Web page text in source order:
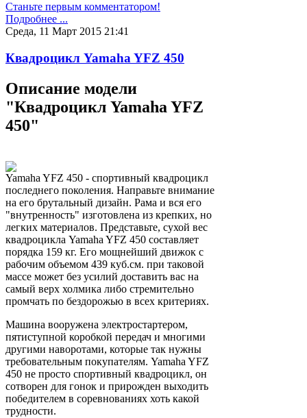
Станьте первым комментатором!
Подробнее ...
Среда, 11 Март 2015 21:41
Квадроцикл Yamaha YFZ 450
Описание модели
"Квадроцикл Yamaha YFZ
450"
Yamaha YFZ 450 - спортивный квадроцикл
последнего поколения. Направьте внимание
на его брутальный дизайн. Рама и вся его
"внутренность" изготовлена из крепких, но
легких материалов. Представьте, сухой вес
квадроцикла Yamaha YFZ 450 составляет
порядка 159 кг. Его мощнейший движок с
рабочим объемом 439 куб.см. при таковой
массе может без усилий доставить вас на
самый верх холмика либо стремительно
промчать по бездорожью в всех критериях.
Машина вооружена электростартером,
пятиступной коробкой передач и многими
другими наворотами, которые так нужны
требовательным покупателям. Yamaha YFZ
450 не просто спортивный квадроцикл, он
сотворен для гонок и прирожден выходить
победителем в соревнованиях хоть какой
трудности.